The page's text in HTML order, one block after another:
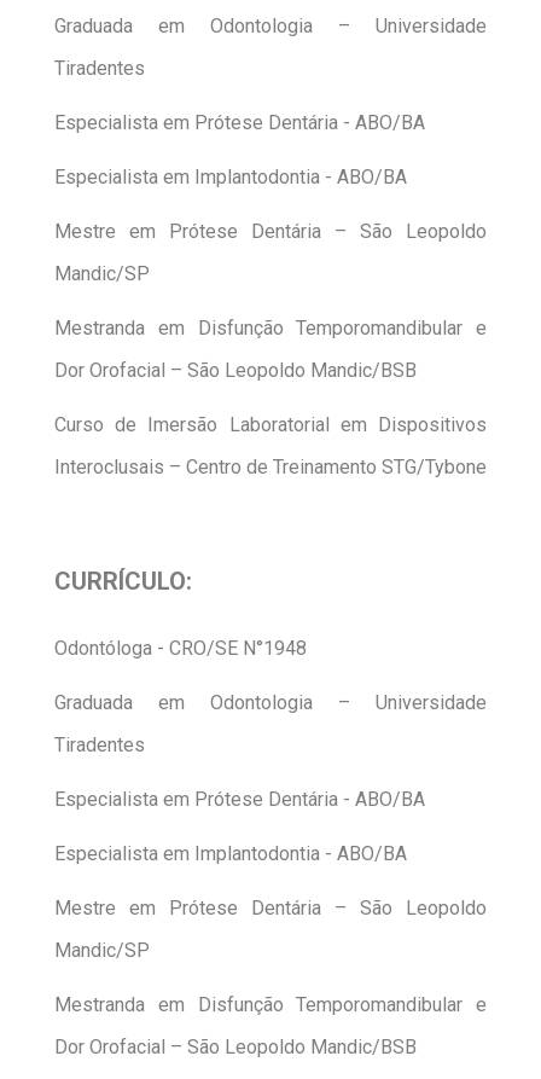
Graduada em Odontologia – Universidade
Tiradentes
Especialista em Prótese Dentária - ABO/BA
Especialista em Implantodontia - ABO/BA
Mestre em Prótese Dentária – São Leopoldo
Mandic/SP
Mestranda em Disfunção Temporomandibular e
Dor Orofacial – São Leopoldo Mandic/BSB
Curso de Imersão Laboratorial em Dispositivos
Interoclusais – Centro de Treinamento STG/Tybone
CURRÍCULO:
Odontóloga - CRO/SE N°1948
Graduada em Odontologia – Universidade
Tiradentes
Especialista em Prótese Dentária - ABO/BA
Especialista em Implantodontia - ABO/BA
Mestre em Prótese Dentária – São Leopoldo
Mandic/SP
Mestranda em Disfunção Temporomandibular e
Dor Orofacial – São Leopoldo Mandic/BSB